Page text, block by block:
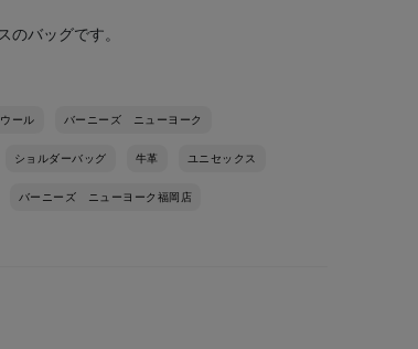
のバッグです。
ウール バーニーズ ニューヨーク
ショルダーバッグ 牛革 ユニセックス
バーニーズ ニューヨーク福岡店